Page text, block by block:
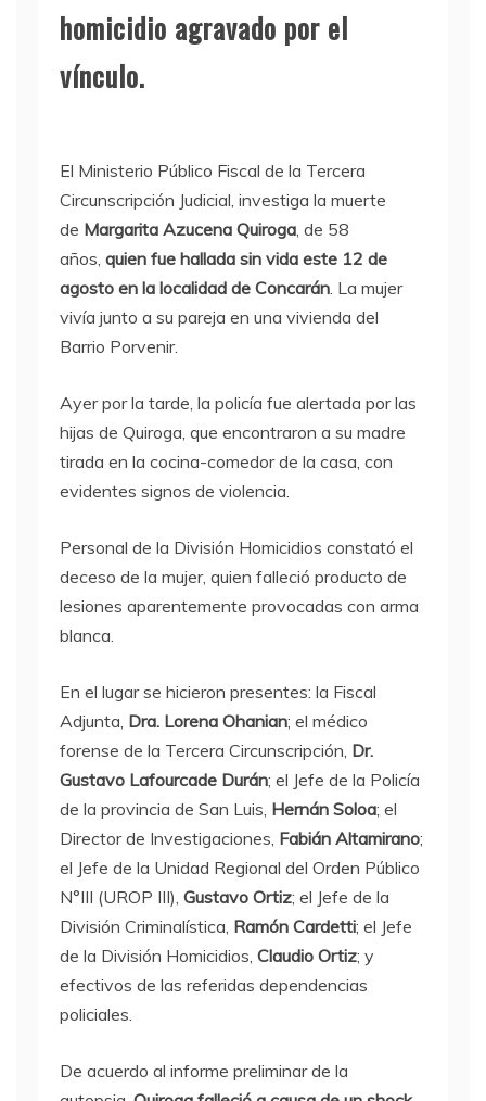
homicidio agravado por el
vínculo.
El Ministerio Público Fiscal de la Tercera
Circunscripción Judicial, investiga la muerte
de Margarita Azucena Quiroga, de 58
años, quien fue hallada sin vida este 12 de
agosto en la localidad de Concarán. La mujer
vivía junto a su pareja en una vivienda del
Barrio Porvenir.
Ayer por la tarde, la policía fue alertada por las
hijas de Quiroga, que encontraron a su madre
tirada en la cocina-comedor de la casa, con
evidentes signos de violencia.
Personal de la División Homicidios constató el
deceso de la mujer, quien falleció producto de
lesiones aparentemente provocadas con arma
blanca.
En el lugar se hicieron presentes: la Fiscal
Adjunta, Dra. Lorena Ohanian; el médico
forense de la Tercera Circunscripción, Dr.
Gustavo Lafourcade Durán; el Jefe de la Policía
de la provincia de San Luis, Hernán Soloa; el
Director de Investigaciones, Fabián Altamirano;
el Jefe de la Unidad Regional del Orden Público
N°III (UROP III), Gustavo Ortiz; el Jefe de la
División Criminalística, Ramón Cardetti; el Jefe
de la División Homicidios, Claudio Ortiz; y
efectivos de las referidas dependencias
policiales.
De acuerdo al informe preliminar de la